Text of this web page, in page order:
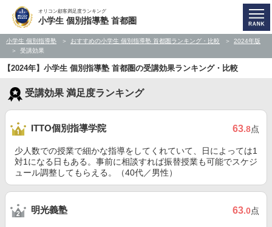
オリコン顧客満足度ランキング
小学生 個別指導塾 首都圏
小学生 個別指導塾 おすすめの小学生 個別指導塾 首都圏ランキング・比較
2024年版
受講効果
【2024年】小学生 個別指導塾 首都圏の受講効果ランキング・比較
受講効果 満足度ランキング
ITTO個別指導学院 63.8点
少人数での授業で細かな指導をしてくれていて、日によっては1
対1になる日もある。事前に相談すれば振替授業も可能でスケジ
ュール調整してもらえる。（40代／男性）
明光義塾 63.0点